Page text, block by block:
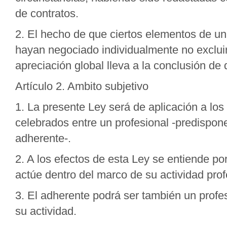
de contratos.
2. El hecho de que ciertos elementos de
hayan negociado individualmente no
apreciación global lleva a la conclusión
Artículo 2. Ambito subjetivo
1. La presente Ley será de aplicación a
celebrados entre un profesional -
adherente-.
2. A los efectos de esta Ley se entiende
actúe dentro del marco de su actividad
3. El adherente podrá ser también un
su actividad.